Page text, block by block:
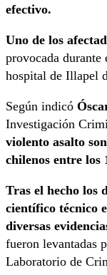
efectivo.
Uno de los
provocada
hospital de Illapel
Según indicó
Investigación
violento asalto
chilenos entre los
Tras el hecho los
científico técnico
diversas
fueron levantadas
Laboratorio de